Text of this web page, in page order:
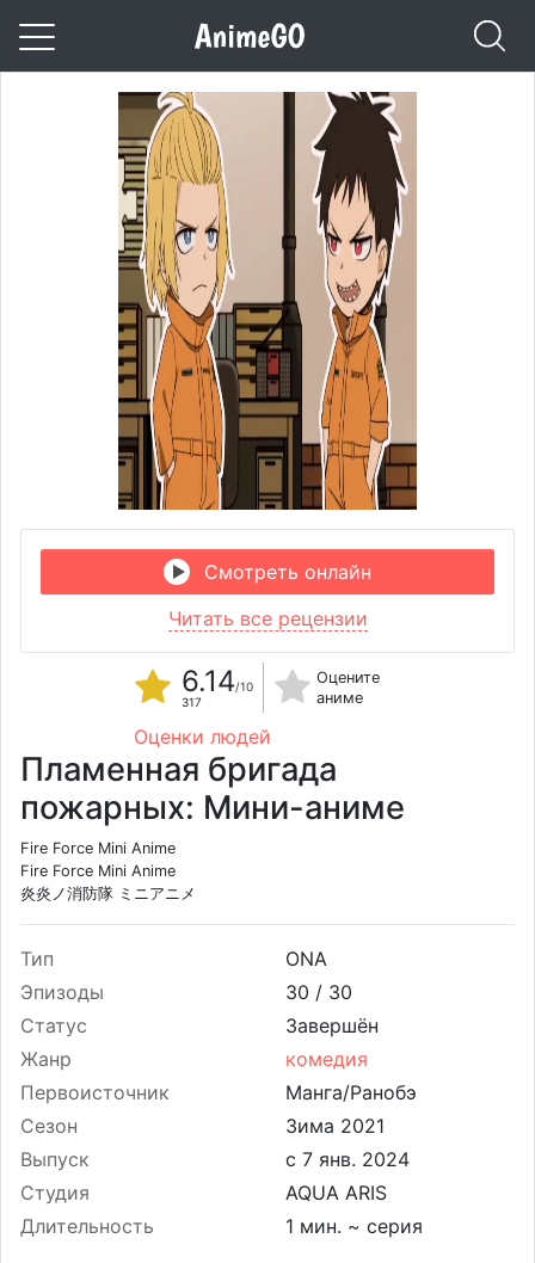
Смотреть онлайн
Читать все рецензии
6.14/10
317
Оцените
аниме
Оценки людей
Пламенная бригада
пожарных: Мини-аниме
Fire Force Mini Anime
Fire Force Mini Anime
炎炎ノ消防隊 ミニアニメ
Тип
ONA
Эпизоды
30 / 30
Статус
Завершён
Жанр
комедия
Первоисточник
Манга/Ранобэ
Сезон
Зима 2021
Выпуск
Студия
AQUA ARIS
Длительность
1 мин. ~ серия